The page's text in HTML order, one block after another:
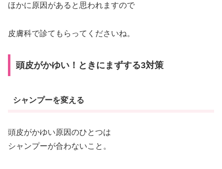
ほかに原因があると思われますので
皮膚科で診てもらってくださいね。
頭皮がかゆい！ときにまずする3対策
シャンプーを変える
頭皮がかゆい原因のひとつは
シャンプーが合わないこと。